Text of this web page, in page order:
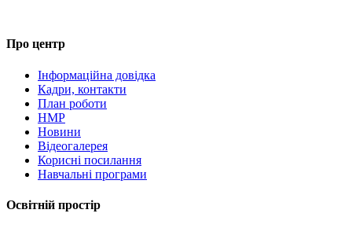
Про центр
Інформаційна довідка
Кадри, контакти
План роботи
НМР
Новини
Відеогалерея
Корисні посилання
Навчальні програми
Освітній простір